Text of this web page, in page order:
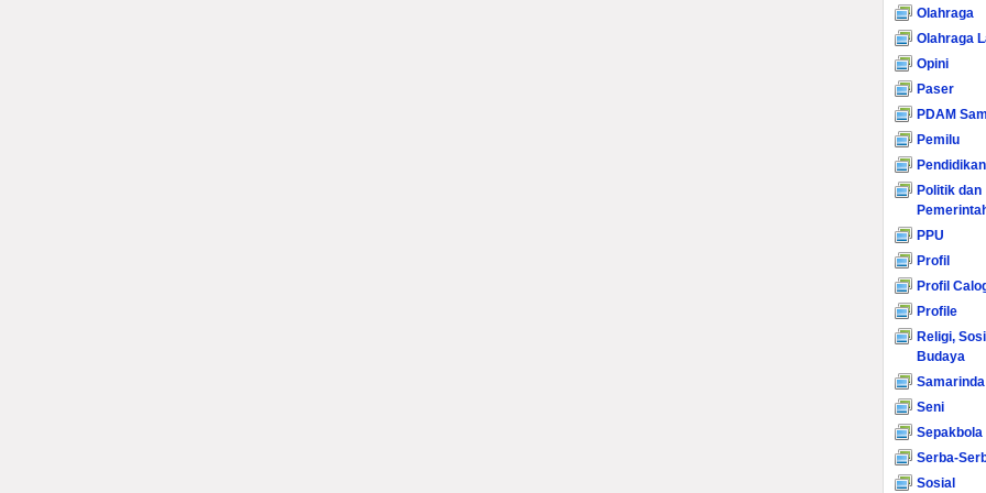
Olahraga
Olahraga
Opini
Paser
PDAM
Pemilu
Pendidikan
Politik dan
PPU
Profil
Profil
Profile
Religi,
Budaya
Samarinda
Seni
Sepakbola
Serba-
Sosial